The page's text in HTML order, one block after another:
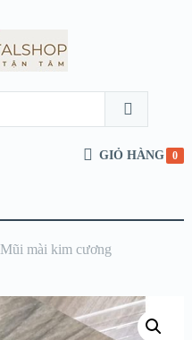
GIỎ HÀNG 0
Mũi mài kim cương